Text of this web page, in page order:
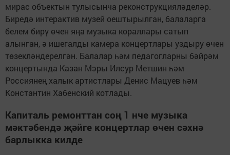
мирас объектын тулысынча реконструкцияләделәр.
Биредә интерактив музей оештырылган, балаларга
белем бирү өчен яңа музыка кораллары сатып
алынган, ә ишегалды камера концертлары уздыру өчен
төзекләндерелгән. Балалар һәм педагогларны бәйрәм
концертында Казан Мэры Илсур Метшин һәм
Россиянең халык артистлары Денис Мацуев һәм
Константин Хабенский котлады.
Капиталь ремонттан соң 1 нче музыка
мәктәбендә җәйге концертлар өчен сәхнә
барлыкка килде